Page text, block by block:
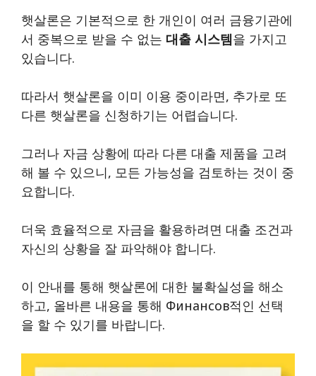
햇살론은 기본적으로 한 개인이 여러 금융기관에
서 중복으로 받을 수 없는 대출 시스템을 가지고
있습니다.
따라서 햇살론을 이미 이용 중이라면, 추가로 또
다른 햇살론을 신청하기는 어렵습니다.
그러나 자금 상황에 따라 다른 대출 제품을 고려
해 볼 수 있으니, 모든 가능성을 검토하는 것이 중
요합니다.
더욱 효율적으로 자금을 활용하려면 대출 조건과
자신의 상황을 잘 파악해야 합니다.
이 안내를 통해 햇살론에 대한 불확실성을 해소
하고, 올바른 내용을 통해 Финансов적인 선택
을 할 수 있기를 바랍니다.